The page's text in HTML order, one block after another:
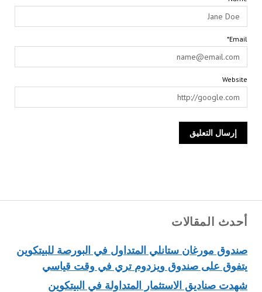
أحدث المقالات
صندوق مورغان ستانلي المتداول في البورصة للبيتكوين
يتفوق على صندوق ويزدوم تري في وقت قياسي
شهدت صناديق الاستثمار المتداولة في البيتكوين
Email*
Website